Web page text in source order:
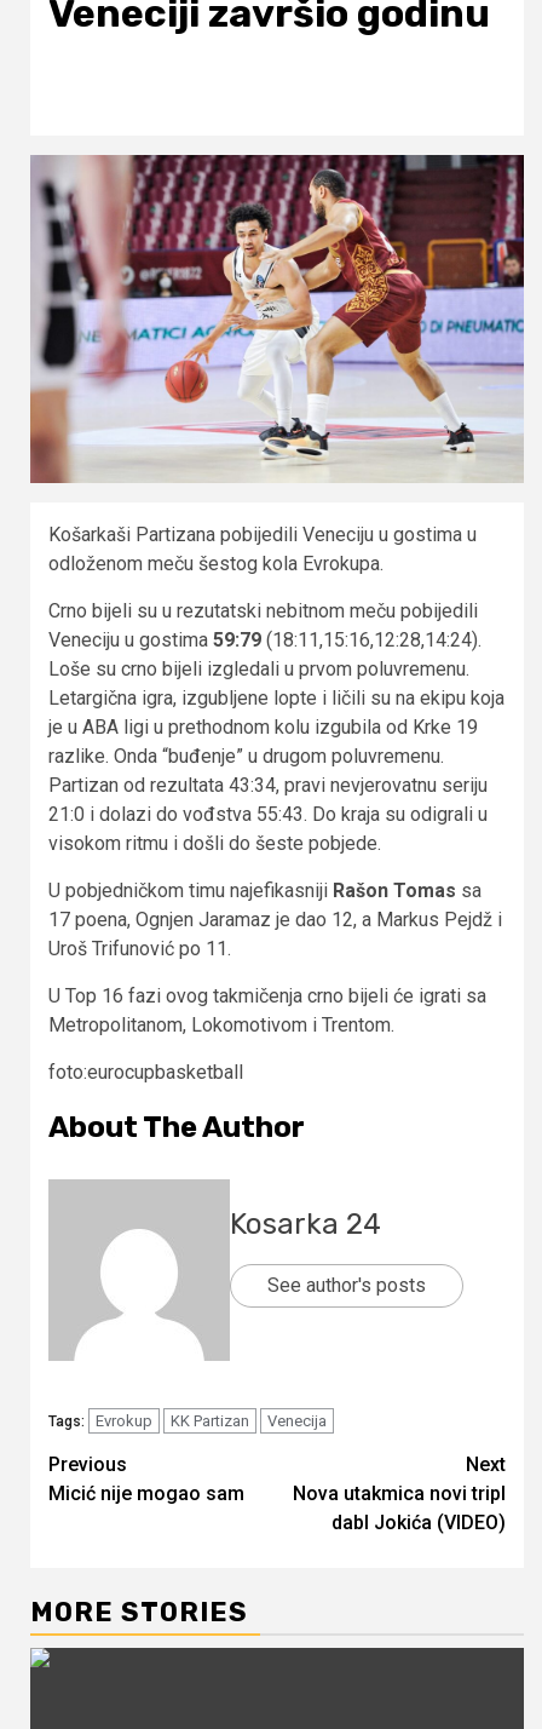
Veneciji završio godinu
Košarkaši Partizana pobijedili Veneciju u gostima u
odloženom meču šestog kola Evrokupa.
Crno bijeli su u rezutatski nebitnom meču pobijedili
Veneciju u gostima 59:79 (18:11,15:16,12:28,14:24).
Loše su crno bijeli izgledali u prvom poluvremenu.
Letargična igra, izgubljene lopte i ličili su na ekipu koja
je u ABA ligi u prethodnom kolu izgubila od Krke 19
razlike. Onda “buđenje” u drugom poluvremenu.
Partizan od rezultata 43:34, pravi nevjerovatnu seriju
21:0 i dolazi do vođstva 55:43. Do kraja su odigrali u
visokom ritmu i došli do šeste pobjede.
U pobjedničkom timu najefikasniji Rašon Tomas sa
17 poena, Ognjen Jaramaz je dao 12, a Markus Pejdž i
Uroš Trifunović po 11.
U Top 16 fazi ovog takmičenja crno bijeli će igrati sa
Metropolitanom, Lokomotivom i Trentom.
foto:eurocupbasketball
About The Author
Kosarka 24
See author's posts
Tags: Evrokup KK Partizan Venecija
Continue
Reading
Previous
Micić nije mogao sam
Next
Nova utakmica novi tripl
dabl Jokića (VIDEO)
MORE STORIES